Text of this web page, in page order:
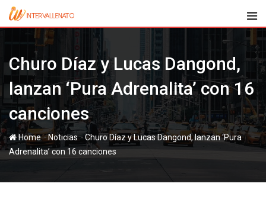
Skip
Churo Díaz y Lucas Dangond,
lanzan ‘Pura Adrenalita’ con 16
canciones
Home-Noticias-Churo Díaz y Lucas Dangond, lanzan ‘Pura
Adrenalita’ con 16 canciones